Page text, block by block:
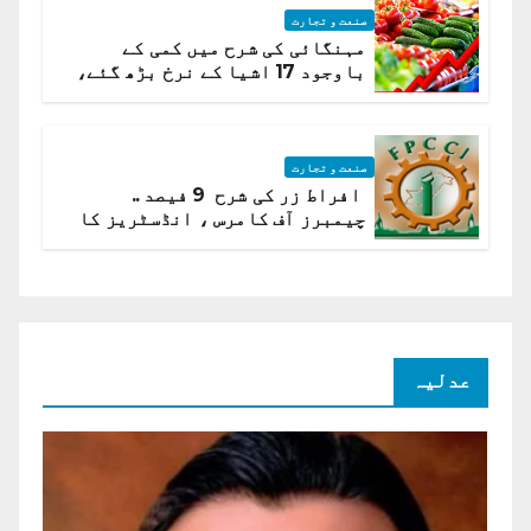
صنعت و تجارت
مہنگائی کی شرح میں کمی کے
باوجود 17 اشیا کے نرخ بڑھ گئے،
صنعت و تجارت
افراط زر کی شرح 9 فیصد ..
چیمبرز آف کامرس ، انڈسٹریز کا
عدلیہ